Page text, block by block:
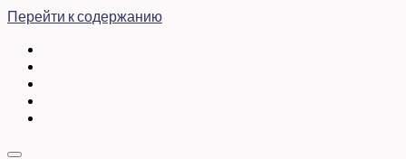
Перейти к содержанию